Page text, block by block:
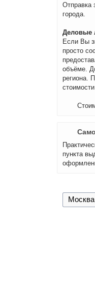
Отправка
города.
Деловые
Если Вы
просто
объёме.
региона.
пункта
Москва